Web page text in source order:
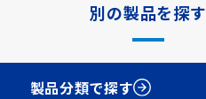
別の製品を探す
製品分類で探す